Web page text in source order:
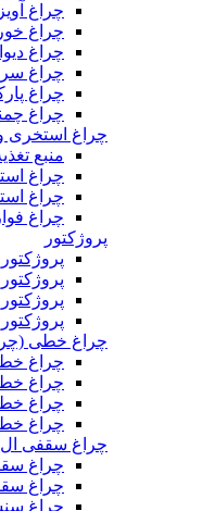
چراغ
چراغ
چراغ
چراغ
چراغ
چراغ
چراغ استخری و
منبع
چراغ
چراغ
چراغ
پروژکتور
پروژکتور LED
چراغ خطی
چراغ
چراغ
چراغ
چراغ
چراغ سقفی
چراغ
چراغ
چراغ